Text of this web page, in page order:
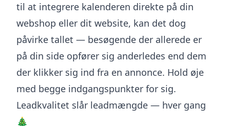
til at integrere kalenderen direkte på din
webshop eller dit website, kan det dog
påvirke tallet — besøgende der allerede er
på din side opfører sig anderledes end dem
der klikker sig ind fra en annonce. Hold øje
med begge indgangspunkter for sig.
Leadkvalitet slår leadmængde — hver gang
🎄